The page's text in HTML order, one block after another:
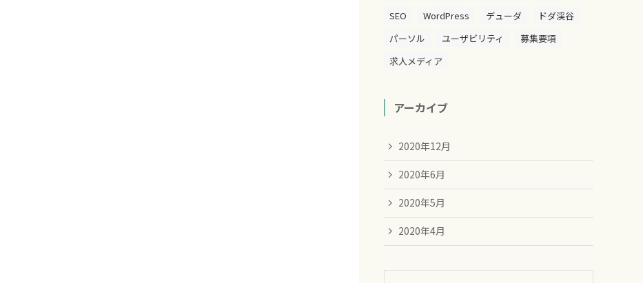
SEO WordPress デューダ
ドダ渓谷
パーソル
ユーザビリティ
募集要項
求人メディア
アーカイブ
2020年12月
2020年6月
2020年5月
2020年4月